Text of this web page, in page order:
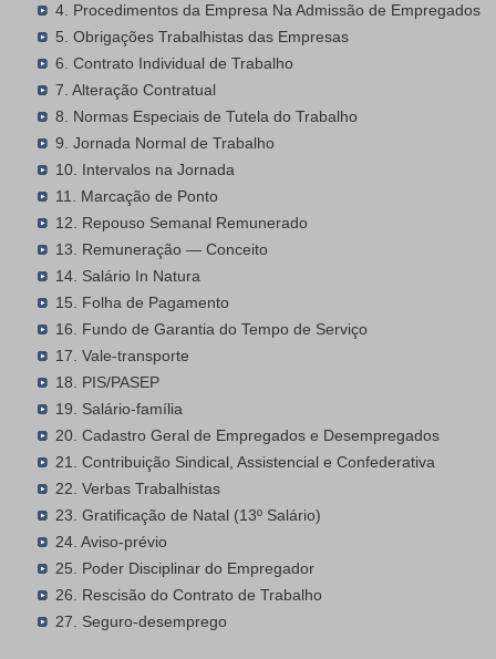
4. Procedimentos da Empresa Na Admissão de Empregados
5. Obrigações Trabalhistas das Empresas
6. Contrato Individual de Trabalho
7. Alteração Contratual
8. Normas Especiais de Tutela do Trabalho
9. Jornada Normal de Trabalho
10. Intervalos na Jornada
11. Marcação de Ponto
12. Repouso Semanal Remunerado
13. Remuneração — Conceito
14. Salário In Natura
15. Folha de Pagamento
16. Fundo de Garantia do Tempo de Serviço
17. Vale-transporte
18. PIS/PASEP
19. Salário-família
20. Cadastro Geral de Empregados e Desempregados
21. Contribuição Sindical, Assistencial e Confederativa
22. Verbas Trabalhistas
23. Gratificação de Natal (13º Salário)
24. Aviso-prévio
25. Poder Disciplinar do Empregador
26. Rescisão do Contrato de Trabalho
27. Seguro-desemprego